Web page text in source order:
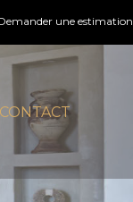
une estimation
CONTACT